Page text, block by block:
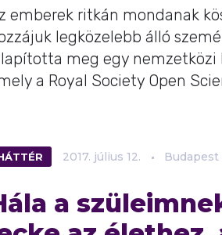
emberek ritkán mondanak
legközelebb álló
meg egy nemzetközi
a Royal Society Open
2017. július 12. Budapest
a